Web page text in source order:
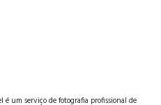
é um serviço de fotografia profissional de